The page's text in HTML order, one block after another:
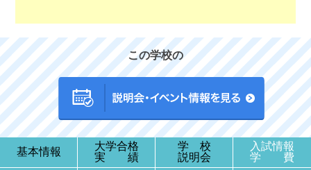
この学校の
基本情報
大学合格
実 績
学 校
説明会
入試情報
学 費